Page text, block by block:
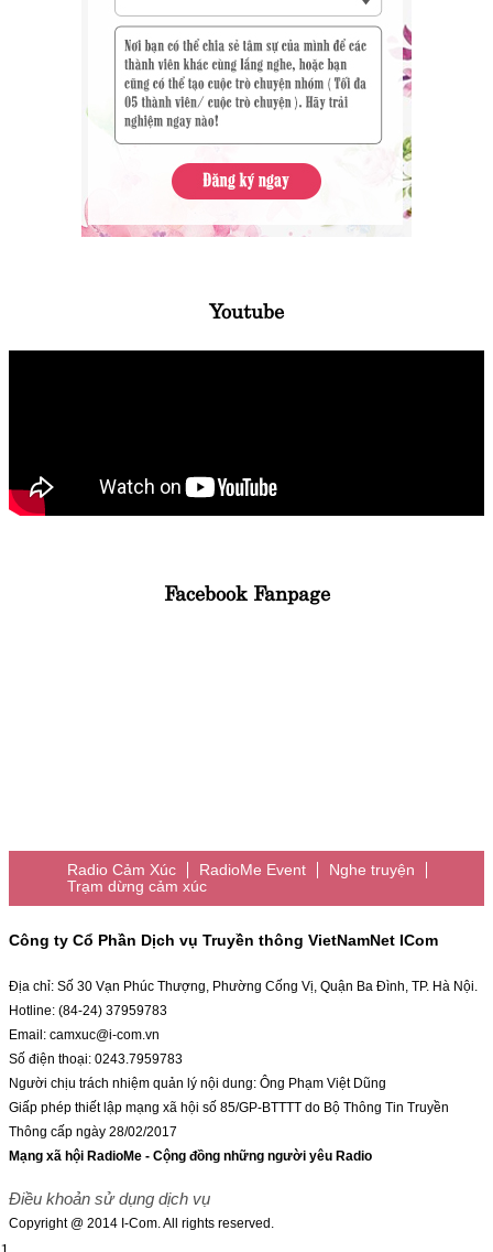
Youtube
Facebook Fanpage
Radio Cảm Xúc RadioMe Event
Nghe truyện
Trạm dừng cảm xúc
Công ty Cổ Phần Dịch vụ Truyền thông VietNamNet ICom
Địa chỉ: Số 30 Vạn Phúc Thượng, Phường Cống Vị, Quận Ba Đình, TP. Hà Nội.
Hotline: (84-24) 37959783
Email: camxuc@i-com.vn
Số điện thoại: 0243.7959783
Người chịu trách nhiệm quản lý nội dung: Ông Phạm Việt Dũng
Giấp phép thiết lập mạng xã hội số 85/GP-BTTTT do Bộ Thông Tin Truyền
Thông cấp ngày 28/02/2017
Mạng xã hội RadioMe - Cộng đồng những người yêu Radio
Điều khoản sử dụng dịch vụ
Copyright @ 2014 I-Com. All rights reserved.
1